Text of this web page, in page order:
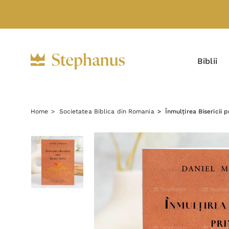
Biblii
Home Societatea Biblica din Romania Înmulțirea Bisericii